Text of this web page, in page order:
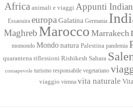
Africa animali e viaggi Appunti
Essaouira europa Galatina Germania
Maghreb Marocco Marrakech
momondo Mondo natura Palestina pandemia
quarantena riflessioni Rishikesh Sahara
consapevole turismo responsabile vegetariano
viaggio vienna vita naturale